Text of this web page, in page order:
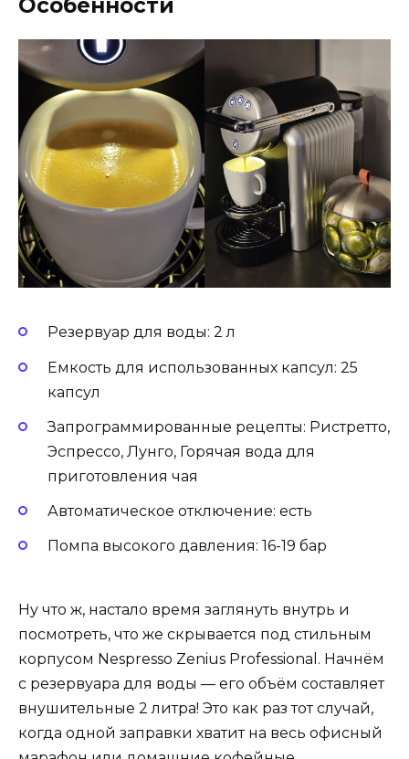
Особенности
Резервуар для воды: 2 л
Емкость для использованных капсул: 25
капсул
Запрограммированные рецепты: Ристретто,
Эспрессо, Лунго, Горячая вода для
приготовления чая
Автоматическое отключение: есть
Помпа высокого давления: 16-19 бар
Ну что ж, настало время заглянуть внутрь и
посмотреть, что же скрывается под стильным
корпусом Nespresso Zenius Professional. Начнём
с резервуара для воды — его объём составляет
внушительные 2 литра! Это как раз тот случай,
когда одной заправки хватит на весь офисный